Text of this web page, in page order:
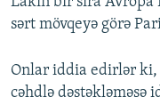
sərt mövqeyə görə
Onlar iddia edirlər ki,
cəhdlə dəstəkləməsə